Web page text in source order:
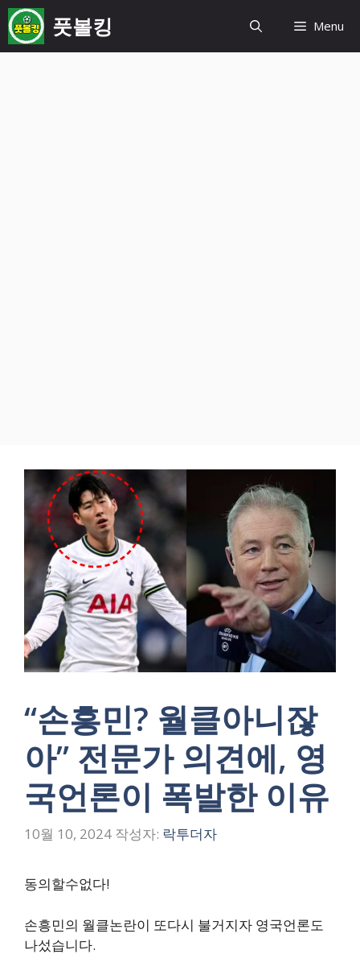
컨
텐
츠
풋볼킹 Menu
“손흥민? 월클아니잖
아” 전문가 의견에, 영
국언론이 폭발한 이유
10월 10, 2024 작성자: 락투더자
동의할수없다!
손흥민의 월클논란이 또다시 불거지자 영국언론도
나섰습니다.